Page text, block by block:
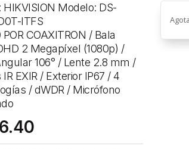
HIKVISION Modelo: DS-
ITFS
COAXITRON / Bala
2 Megapíxel (1080p) /
106° / Lente 2.8 mm /
EXIR / Exterior IP67 / 4
/ dWDR / Micrófono